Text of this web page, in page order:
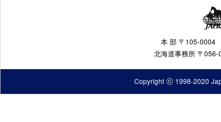
本 部 〒105-0004
北海道事務所 〒
Copyright ⓒ 1998-2020